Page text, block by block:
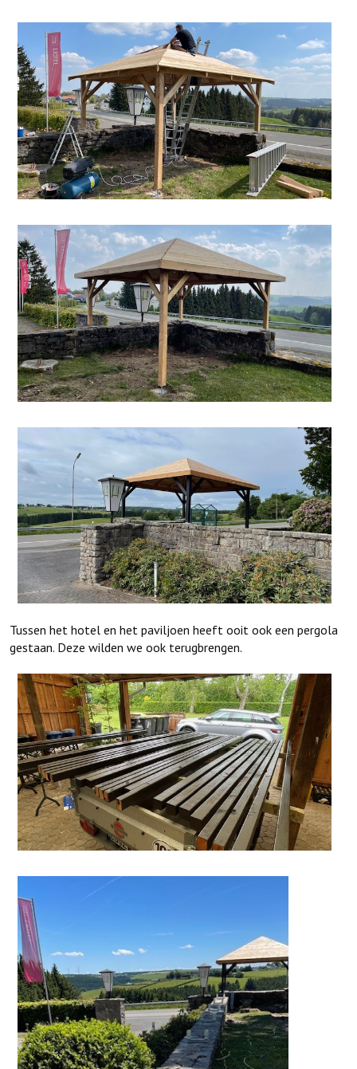
Tussen het hotel en het paviljoen heeft ooit ook een pergola
gestaan. Deze wilden we ook terugbrengen.